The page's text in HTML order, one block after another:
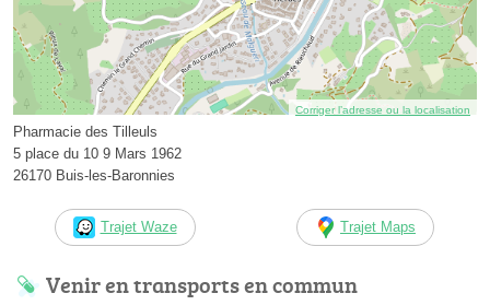
Corriger l’adresse ou la localisation
Pharmacie des Tilleuls
5 place du 10 9 Mars 1962
26170 Buis-les-Baronnies
Trajet Waze Trajet Maps
Venir en transports en commun